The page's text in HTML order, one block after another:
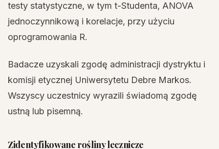
testy statystyczne, w tym t-Studenta, ANOVA
jednoczynnikową i korelacje, przy użyciu
oprogramowania R.
Badacze uzyskali zgodę administracji dystryktu i
komisji etycznej Uniwersytetu Debre Markos.
Wszyscy uczestnicy wyrazili świadomą zgodę
ustną lub pisemną.
Zidentyfikowane rośliny lecznicze